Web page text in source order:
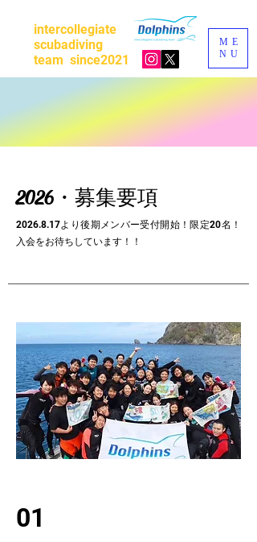
ME
NU
intercollegiate
scubadiving
team since2021
​2026・募集要項
​2026.8.17より後期メンバー受付開始！限定20名！
入会をお待ちしています！！
01